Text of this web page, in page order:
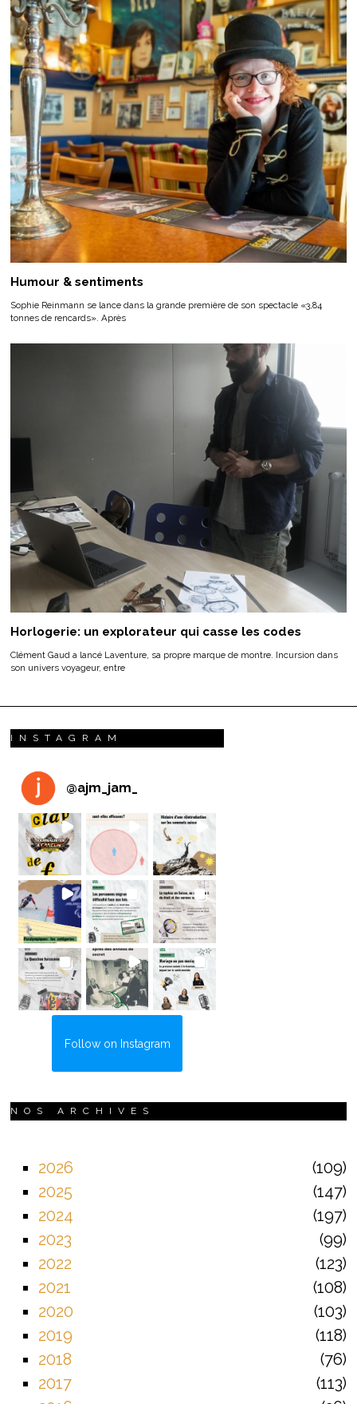
Humour & sentiments
Sophie Reinmann se lance dans la grande première de son spectacle «3,84
tonnes de rencards». Après
Horlogerie: un explorateur qui casse les codes
Clément Gaud a lancé Laventure, sa propre marque de montre. Incursion dans
son univers voyageur, entre
INSTAGRAM
@ajm_jam_
Follow on Instagram
NOS ARCHIVES
2026
109
2025
147
2024
197
2023
99
2022
123
2021
108
2020
103
2019
118
2018
76
2017
113